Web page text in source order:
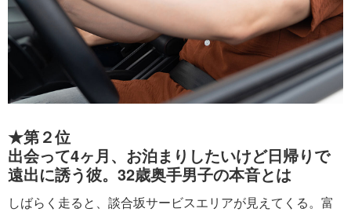
★第２位
出会って4ヶ月、お泊まりしたいけど日帰りで
遠出に誘う彼。32歳奥手男子の本音とは
しばらく走ると、談合坂サービスエリアが見えてくる。富